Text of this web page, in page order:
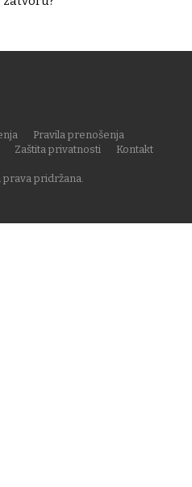
prava pridržana.
Pravila prenošenja
Zaštita privatnosti
Kontakt